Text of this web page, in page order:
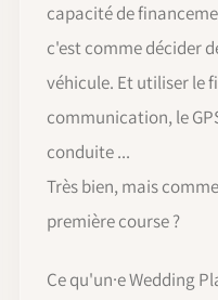
capacité de
c'est comme décider
véhicule. Et utiliser le
communication, le
conduite ...
Très bien, mais
première course ?
Ce qu'un·e Wedding